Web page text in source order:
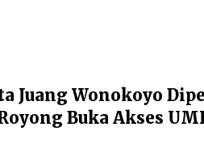
Juang Wonokoyo
Buka Akses